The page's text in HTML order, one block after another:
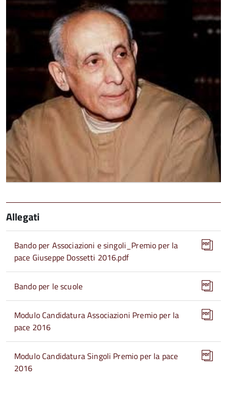
l'immagine
Allegati
Bando per Associazioni e singoli_Premio per la
pace Giuseppe Dossetti 2016.pdf
Bando per le scuole
Modulo Candidatura Associazioni Premio per la
pace 2016
Modulo Candidatura Singoli Premio per la pace
2016